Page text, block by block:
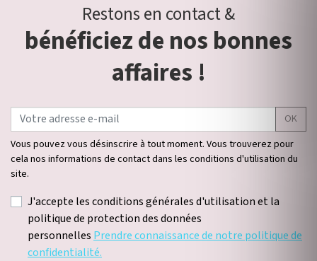
Restons en contact &
bénéficiez de nos bonnes
affaires !
OK
Vous pouvez vous désinscrire à tout moment. Vous trouverez pour
cela nos informations de contact dans les conditions d'utilisation du
site.
J'accepte les conditions générales d'utilisation et la
politique de protection des données
personnelles Prendre connaissance de notre politique de
confidentialité.